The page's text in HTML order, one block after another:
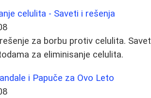
celulita - Saveti i rešenja
za borbu protiv celulita.
za eliminisanje celulita.
i Papuče za Ovo Leto